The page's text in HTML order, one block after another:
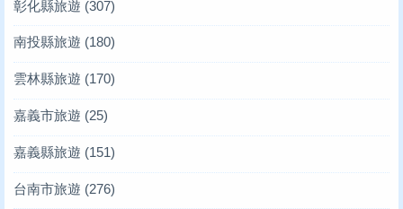
彰化縣旅遊 (307)
南投縣旅遊 (180)
雲林縣旅遊 (170)
嘉義市旅遊 (25)
嘉義縣旅遊 (151)
台南市旅遊 (276)